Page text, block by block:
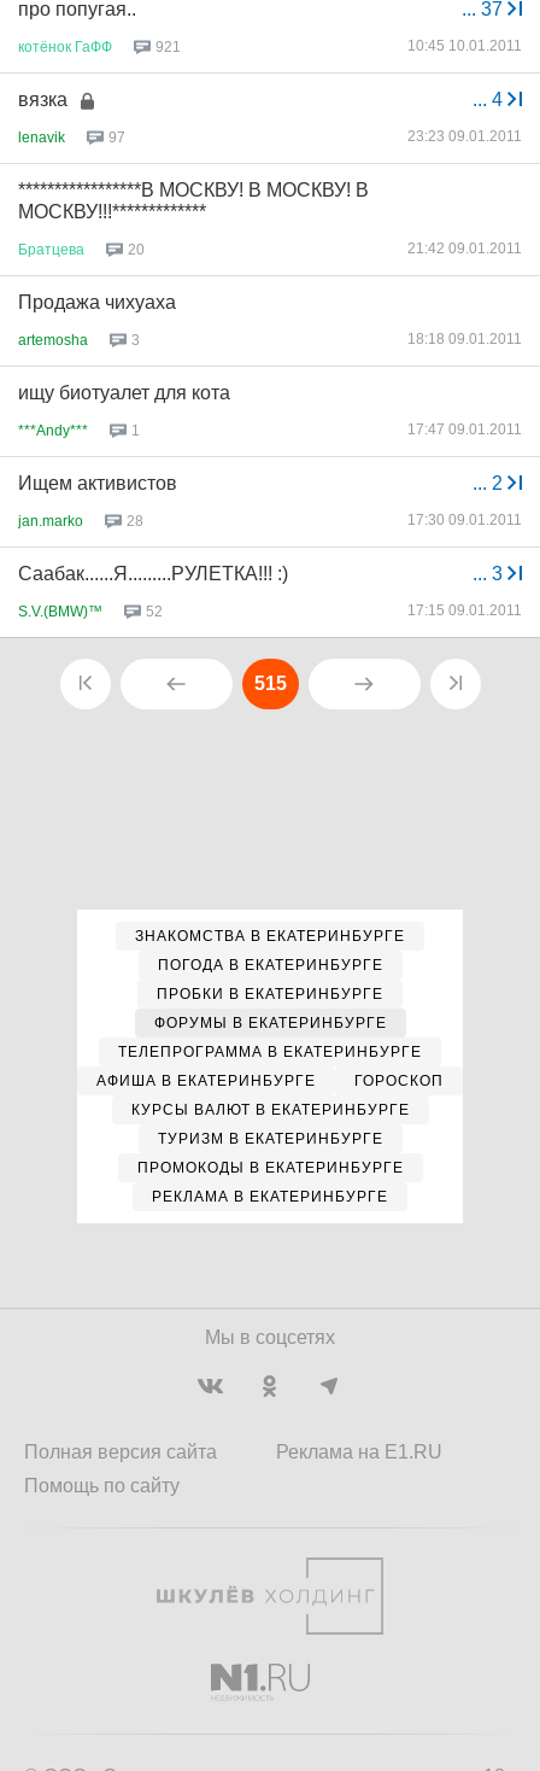
... 37
про попугая..
котёнок ГаФФ 921 10:45 10.01.2011
... 4
вязка
lenavik 97 23:23 09.01.2011
*****************В МОСКВУ! В МОСКВУ! В
МОСКВУ!!!*************
Братцева 20 21:42 09.01.2011
Продажа чихуаха
artemosha 3 18:18 09.01.2011
ищу биотуалет для кота
***Andy*** 1 17:47 09.01.2011
... 2
Ищем активистов
jan.marko 28 17:30 09.01.2011
... 3
Саабак......Я.........РУЛЕТКА!!! :)
S.V.(BMW)™ 52 17:15 09.01.2011
515
ЗНАКОМСТВА В ЕКАТЕРИНБУРГЕ
ПОГОДА В ЕКАТЕРИНБУРГЕ
ПРОБКИ В ЕКАТЕРИНБУРГЕ
ФОРУМЫ В ЕКАТЕРИНБУРГЕ
ТЕЛЕПРОГРАММА В ЕКАТЕРИНБУРГЕ
АФИША В ЕКАТЕРИНБУРГЕ
ГОРОСКОП
КУРСЫ ВАЛЮТ В ЕКАТЕРИНБУРГЕ
ТУРИЗМ В ЕКАТЕРИНБУРГЕ
ПРОМОКОДЫ В ЕКАТЕРИНБУРГЕ
РЕКЛАМА В ЕКАТЕРИНБУРГЕ
Мы в соцсетях
Полная версия сайта
Помощь по сайту
Реклама на E1.RU